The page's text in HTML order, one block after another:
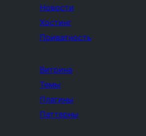
Новости
Хостинг
Приватность
Витрина
Темы
Плагины
Паттерны